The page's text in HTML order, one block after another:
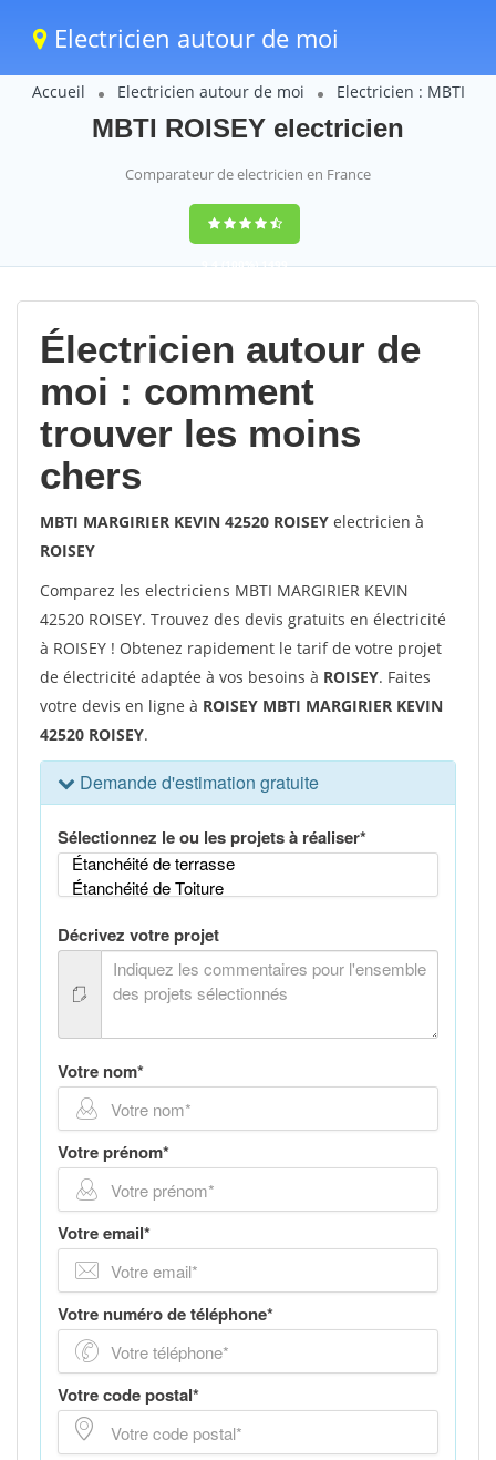
Electricien autour de moi
Accueil Electricien autour de moi Electricien : MBTI
MBTI ROISEY electricien
Comparateur de electricien en France
9,4(100%)1499
votes
Électricien autour de
moi : comment
trouver les moins
chers
MBTI MARGIRIER KEVIN 42520 ROISEY electricien à
ROISEY
Comparez les electriciens MBTI MARGIRIER KEVIN
42520 ROISEY. Trouvez des devis gratuits en électricité
à ROISEY ! Obtenez rapidement le tarif de votre projet
de électricité adaptée à vos besoins à ROISEY. Faites
votre devis en ligne à ROISEY MBTI MARGIRIER KEVIN
42520 ROISEY.